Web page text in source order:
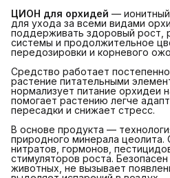
ЦИОН для орхидей — ионитный
для ухода за всеми видами
поддерживать здоровый рост,
системы и продолжительное
передозировки и корневого
Средство работает
растение питательными
нормализует питание орхидеи
помогает растению легче
пересадки и снижает стресс.
В основе продукта —
природного минерала
нитратов, гормонов,
стимуляторов роста.
животных, не вызывает